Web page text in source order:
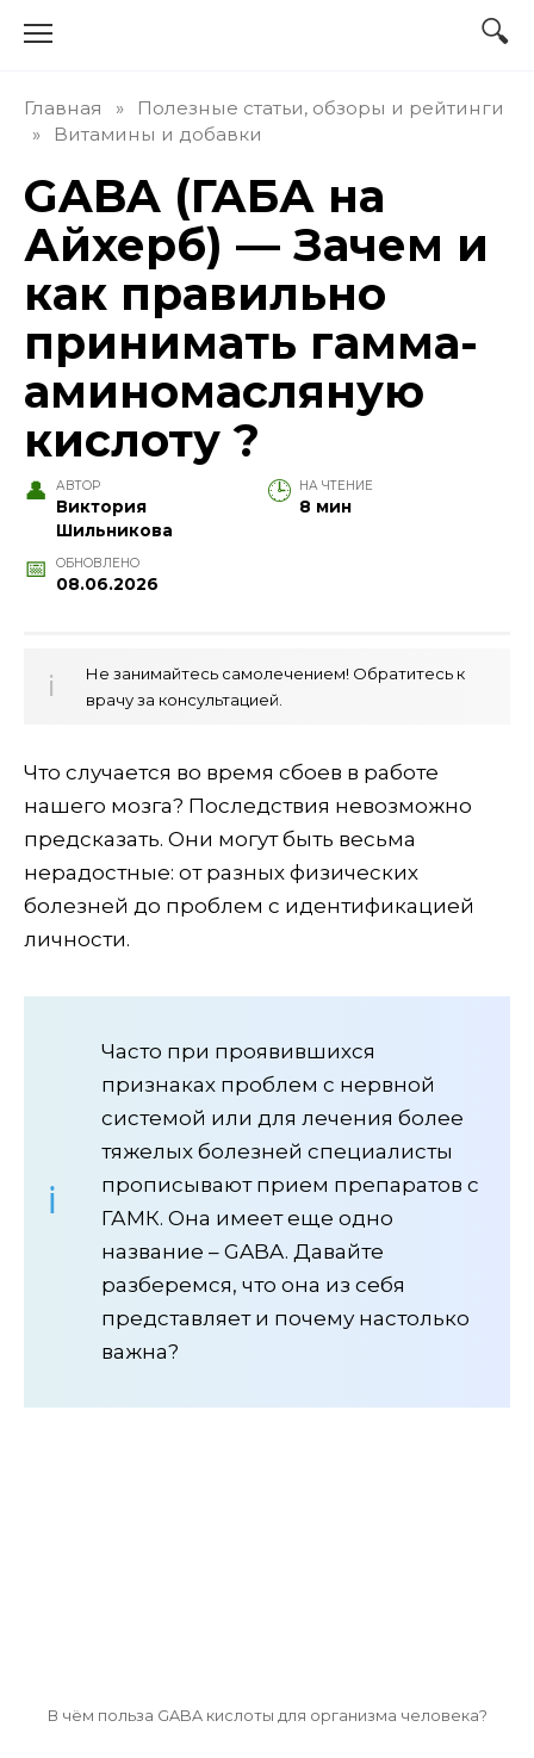
Главная »
Полезные статьи, обзоры и рейтинги
»
Витамины и добавки
GABA (ГАБА на
Айхерб) — Зачем и
как правильно
принимать гамма-
аминомасляную
кислоту ?
АВТОР
Виктория
Шильникова
НА ЧТЕНИЕ
8 мин
ОБНОВЛЕНО
08.06.2026
Не занимайтесь самолечением! Обратитесь к
врачу за консультацией.
Что случается во время сбоев в работе
нашего мозга? Последствия невозможно
предсказать. Они могут быть весьма
нерадостные: от разных физических
болезней до проблем с идентификацией
личности.
Часто при проявившихся
признаках проблем с нервной
системой или для лечения более
тяжелых болезней специалисты
прописывают прием препаратов с
ГАМК. Она имеет еще одно
название – GABA. Давайте
разберемся, что она из себя
представляет и почему настолько
важна?
В чём польза GABA кислоты для организма человека?